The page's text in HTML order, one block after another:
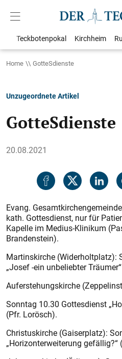
Teckbotenpokal Kirchheim
Home GotteSdienste
Unzugeordnete Artikel
GotteSdienste
20.08.2021
Evang.
kath. Gottesdienst, nur für
Kapelle im Medius-Klinikum
Brandenstein).
Martinskirche (Widerholtplatz):
„Josef -ein unbeliebter
Auferstehungskirche
Sonntag 10.30 Gottesdienst
(Pfr. Lorösch).
Christuskirche (Gaiserplatz):
„Horizonterweiterung gefällig?“